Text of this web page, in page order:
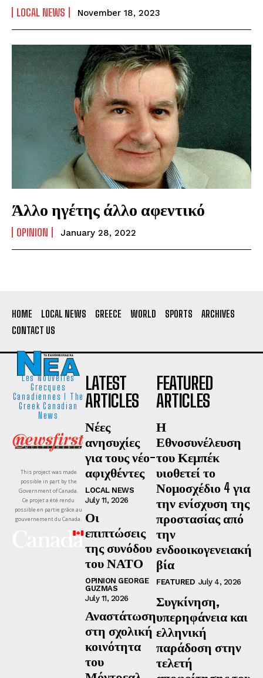
LOCAL NEWS November 18, 2023
Άλλο ηγέτης άλλο αφεντικό
OPINION January 28, 2022
HOME LOCAL NEWS GREECE WORLD SPORTS
ARCHIVES
CONTACT US
Les Nouvelles
Grecques
Canadiennes I The
Greek Canadian
News
This project was made
possible in part by the
Government of Canada.
Ce projet a été rendu
possible en partie grâce au
gouvernement du Canada.
LATEST
ARTICLES
Νέες
ανησυχίες
για τους νέο-
αφιχθέντες
LOCAL NEWS
July 11, 2026
Οι
επιπτώσεις
της συνόδου
του ΝΑΤΟ
OPINION GEORGE
GUZMAS
July 11, 2026
Αναστάτωση
στη σχολική
κοινότητα
του
FEATURED
ARTICLES
Η
Εθνοσυνέλευση
του Κεμπέκ
υιοθετεί το
Νομοσχέδιο 4 για
την ενίσχυση της
προστασίας από
την
ενδοοικογενειακή
βία
FEATURED July 4, 2026
Συγκίνηση,
υπερηφάνεια και
ελληνική
παράδοση στην
τελετή